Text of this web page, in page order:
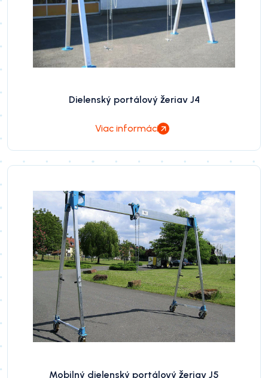
Dielenský portálový žeriav J4
Viac informácií
Mobilný dielenský portálový žeriav J5